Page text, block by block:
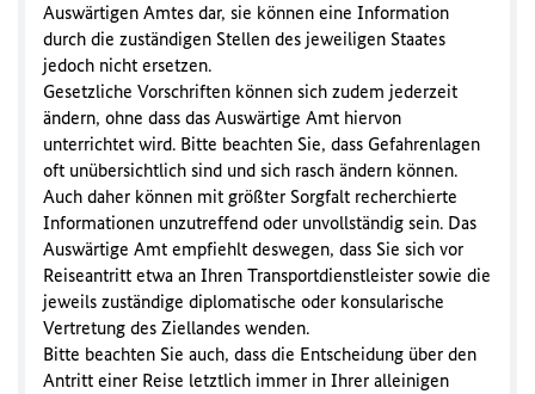
Auswärtigen Amtes dar, sie können eine Information
durch die zuständigen Stellen des jeweiligen Staates
jedoch nicht ersetzen.
Gesetzliche Vorschriften können sich zudem jederzeit
ändern, ohne dass das Auswärtige Amt hiervon
unterrichtet wird. Bitte beachten Sie, dass Gefahrenlagen
oft unübersichtlich sind und sich rasch ändern können.
Auch daher können mit größter Sorgfalt recherchierte
Informationen unzutreffend oder unvollständig sein. Das
Auswärtige Amt empfiehlt deswegen, dass Sie sich vor
Reiseantritt etwa an Ihren Transportdienstleister sowie die
jeweils zuständige diplomatische oder konsularische
Vertretung des Ziellandes wenden.
Bitte beachten Sie auch, dass die Entscheidung über den
Antritt einer Reise letztlich immer in Ihrer alleinigen